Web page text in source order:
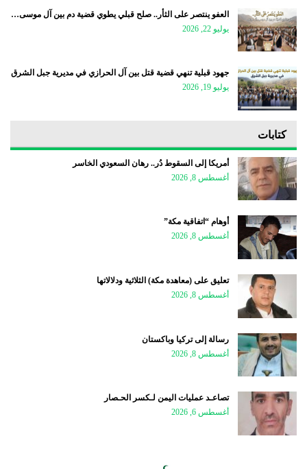
العفو ينتصر على الثأر.. صلح قبلي يطوي قضية دم بين آل موسى…
يوليو 22, 2026
جهود قبلية تنهي قضية قتل بين آل الحرازي في مديرية جبل الشرق
يوليو 19, 2026
كتابات
أمريكا إلى السقوط دُر.. رهان السعودي الخاسر
أغسطس 8, 2026
أوهام “اتفاقية مكة”
أغسطس 8, 2026
تعليق على (معاهدة مكة) الثلاثية ودلالاتها
أغسطس 8, 2026
رسالة إلى تركيا وباكستان
أغسطس 8, 2026
تصاعـد عمليات اليمن لـكسر الحـصار
أغسطس 6, 2026